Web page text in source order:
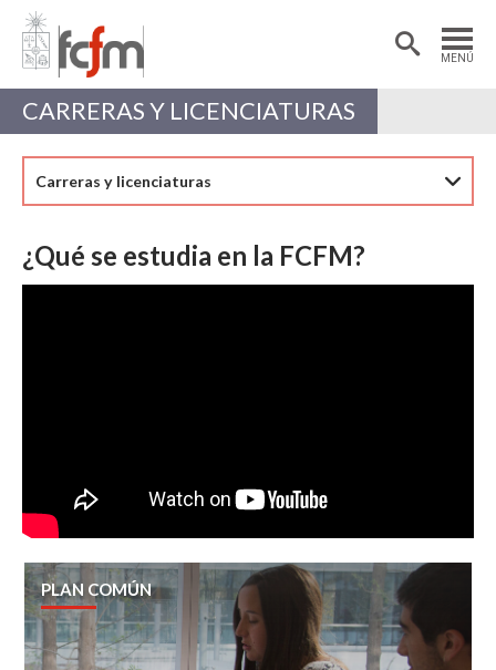
MENÚ
Estudiantes
Académicas/os
CARRERAS Y LICENCIATURAS
Carreras y licenciaturas
¿Qué se estudia en la FCFM?
PLAN COMÚN